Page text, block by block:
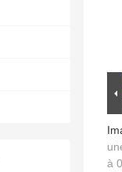
à